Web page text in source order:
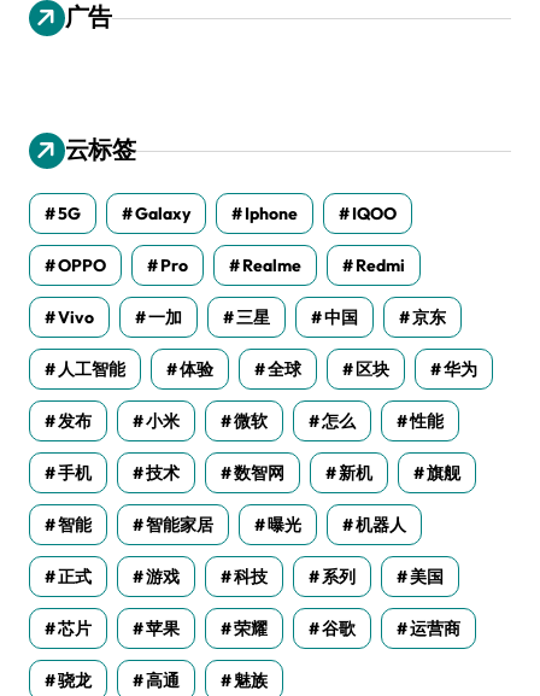
广告
云标签
5G Galaxy Iphone IQOO
OPPO Pro Realme Redmi
Vivo 一加 三星 中国 京东
人工智能 体验 全球 区块 华为
发布 小米 微软 怎么 性能
手机 技术 数智网 新机 旗舰
智能 智能家居 曝光 机器人
正式 游戏 科技 系列 美国
芯片 苹果 荣耀 谷歌 运营商
骁龙 高通 魅族